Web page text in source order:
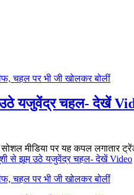
उठे यजुवेंद्र चहल- देखें
सोशल मीडिया पर यह कपल
से झूम उठे यजुवेंद्र चहल- देखें Video